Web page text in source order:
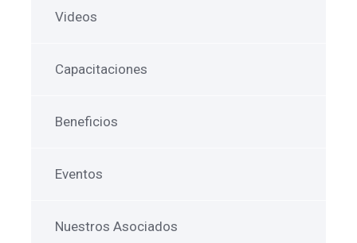
Videos
Capacitaciones
Beneficios
Eventos
Nuestros Asociados